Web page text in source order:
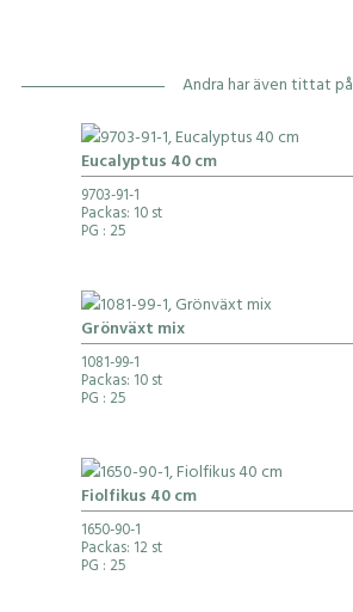
Andra har även tittat på
Eucalyptus 40 cm
9703-91-1
Packas: 10 st
PG : 25
Grönväxt mix
1081-99-1
Packas: 10 st
PG : 25
Fiolfikus 40 cm
1650-90-1
Packas: 12 st
PG : 25